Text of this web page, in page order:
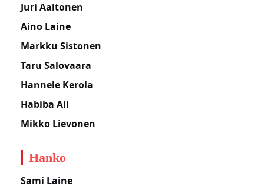
Juri Aaltonen
Aino Laine
Markku Sistonen
Taru Salovaara
Hannele Kerola
Habiba Ali
Mikko Lievonen
Hanko
Sami Laine